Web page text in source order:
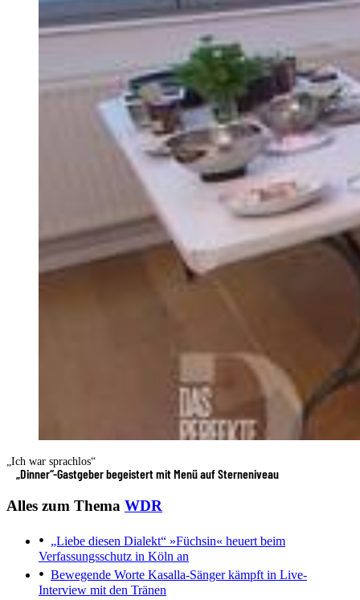
„Ich war sprachlos“
„Dinner“-Gastgeber begeistert mit Menü auf Sterneniveau
Alles zum Thema WDR
„Liebe diesen Dialekt“ »Füchsin« heuert beim
Verfassungsschutz in Köln an
Bewegende Worte Kasalla-Sänger kämpft in Live-
Interview mit den Tränen